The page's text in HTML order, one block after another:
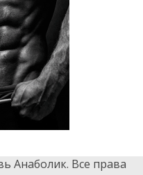
Анаболик. Все права